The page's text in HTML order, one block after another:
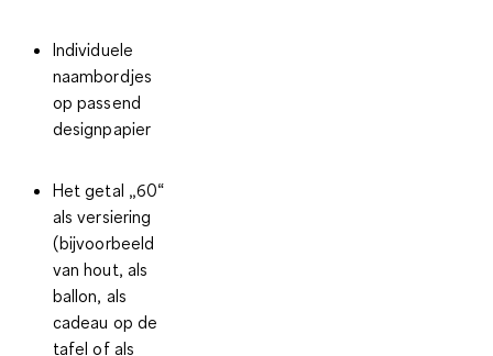
Individuele
naambordjes
op passend
designpapier
Het getal „60“
als versiering
(bijvoorbeeld
van hout, als
ballon, als
cadeau op de
tafel of als